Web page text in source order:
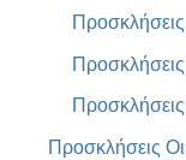
Προσκλήσεις